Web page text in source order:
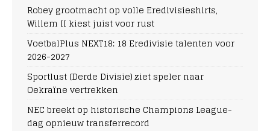
Robey grootmacht op volle Eredivisieshirts,
Willem II kiest juist voor rust
VoetbalPlus NEXT18: 18 Eredivisie talenten voor
2026-2027
Sportlust (Derde Divisie) ziet speler naar
Oekraïne vertrekken
NEC breekt op historische Champions League-
dag opnieuw transferrecord